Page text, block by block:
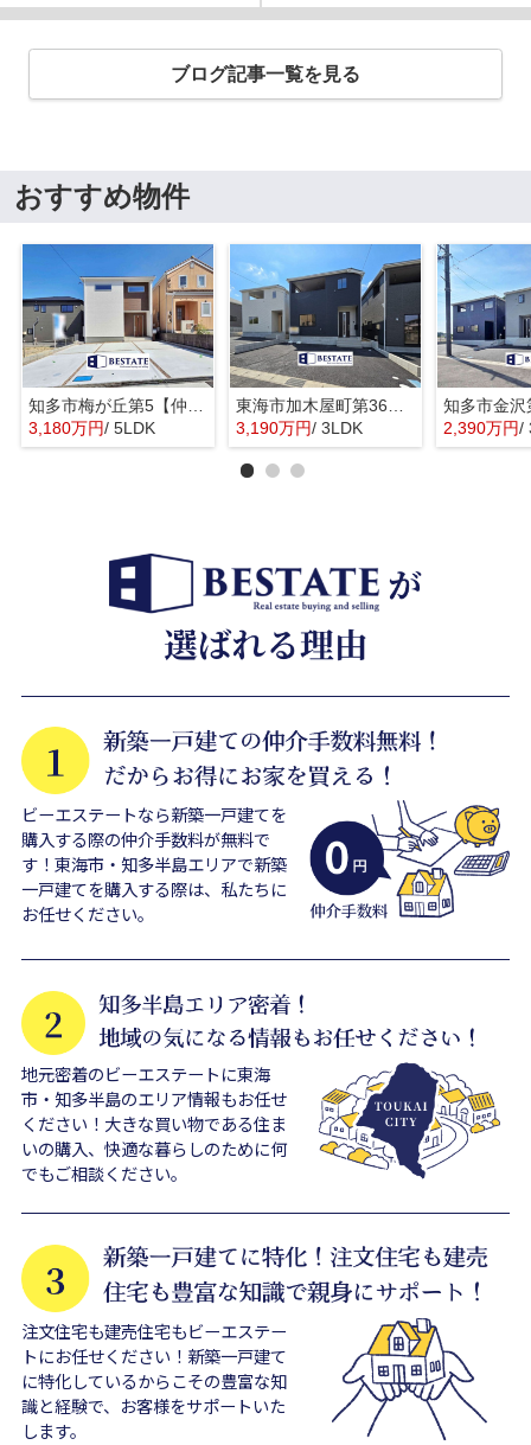
ブログ記事一覧を見る
おすすめ物件
3,180万円/ 5LDK
3,190万円/ 3LDK 2,390万円/
ビーエステートなら新築一戸建てを
購入する際の仲介手数料が無料で
す！東海市・知多半島エリアで新築
一戸建てを購入する際は、私たちに
お任せください。
地元密着のビーエステートに東海
市・知多半島のエリア情報もお任せ
ください！大きな買い物である住ま
いの購入、快適な暮らしのために何
でもご相談ください。
注文住宅も建売住宅もビーエステー
トにお任せください！新築一戸建て
に特化しているからこその豊富な知
識と経験で、お客様をサポートいた
します。